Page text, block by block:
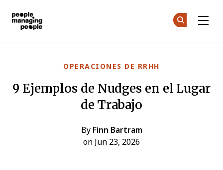
OPERACIONES DE RRHH
9 Ejemplos de Nudges en el Lugar
de Trabajo
By Finn Bartram
on Jun 23, 2026